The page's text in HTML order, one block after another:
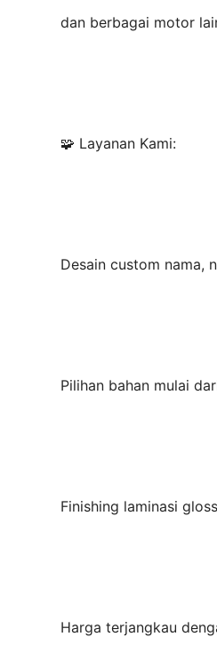
dan berbagai motor
🧩 Layanan Kami:
Desain custom nama,
Pilihan bahan mulai
Finishing laminasi
Harga terjangkau